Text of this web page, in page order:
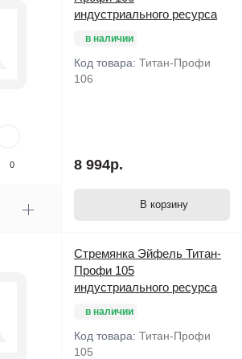
0
индустриального ресурса
в наличии
Код товара: Титан-Профи
106
8 994р.
В корзину
Стремянка Эйфель Титан-
Профи 105
индустриального ресурса
в наличии
Код товара: Титан-Профи
105